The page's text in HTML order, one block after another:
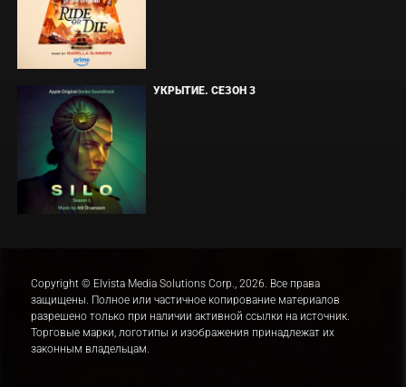
УКРЫТИЕ. СЕЗОН 3
Copyright © Elvista Media Solutions Corp., 2026. Все права
защищены. Полное или частичное копирование материалов
разрешено только при наличии активной ссылки на источник.
Торговые марки, логотипы и изображения принадлежат их
законным владельцам.